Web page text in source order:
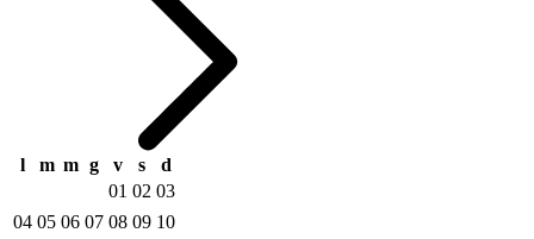
l m m g v s
d
01 02 03
04 05 06 07 08 09 10